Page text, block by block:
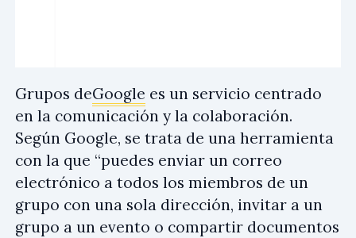
Grupos deGoogle es un servicio centrado
en la comunicación y la colaboración.
Según Google, se trata de una herramienta
con la que “puedes enviar un correo
electrónico a todos los miembros de un
grupo con una sola dirección, invitar a un
grupo a un evento o compartir documentos